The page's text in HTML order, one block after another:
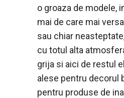
o groaza de modele,
mai de care mai
sau chiar
cu totul alta
grija si aici de restul
alese pentru decorul
pentru produse de